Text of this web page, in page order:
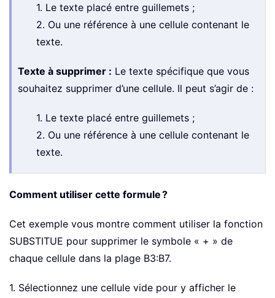
1. Le texte placé entre guillemets ;
2. Ou une référence à une cellule contenant le
texte.
Texte à supprimer : Le texte spécifique que vous
souhaitez supprimer d’une cellule. Il peut s’agir de :
1. Le texte placé entre guillemets ;
2. Ou une référence à une cellule contenant le
texte.
Comment utiliser cette formule ?
Cet exemple vous montre comment utiliser la fonction
SUBSTITUE pour supprimer le symbole « + » de
chaque cellule dans la plage B3:B7.
1. Sélectionnez une cellule vide pour y afficher le